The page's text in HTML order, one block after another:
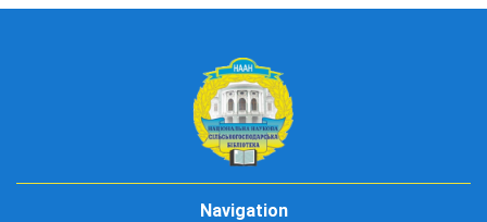
Navigation